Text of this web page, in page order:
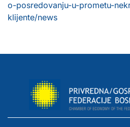
o-posredovanju-u-prometu-
klijente/news